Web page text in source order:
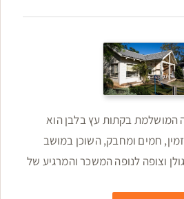
המושלמת בקתות עץ בלבן הוא
חמים ומחבק, השוכן במושב
וצופה לנופה המשכר והמרגיע של